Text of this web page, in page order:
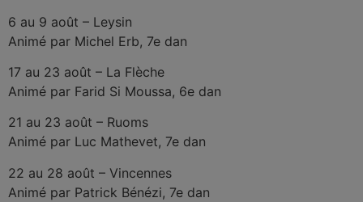
6 au 9 août – Leysin
Animé par Michel Erb, 7e dan
17 au 23 août – La Flèche
Animé par Farid Si Moussa, 6e dan
21 au 23 août – Ruoms
Animé par Luc Mathevet, 7e dan
22 au 28 août – Vincennes
Animé par Patrick Bénézi, 7e dan